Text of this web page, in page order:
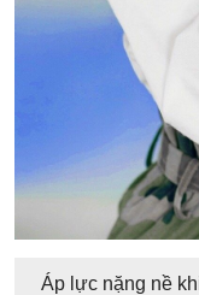
Áp lực nặng nề